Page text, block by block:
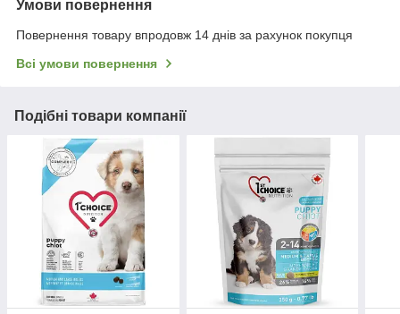
Умови повернення
Повернення товару впродовж 14 днів за рахунок покупця
Всі умови повернення
Подібні товари компанії